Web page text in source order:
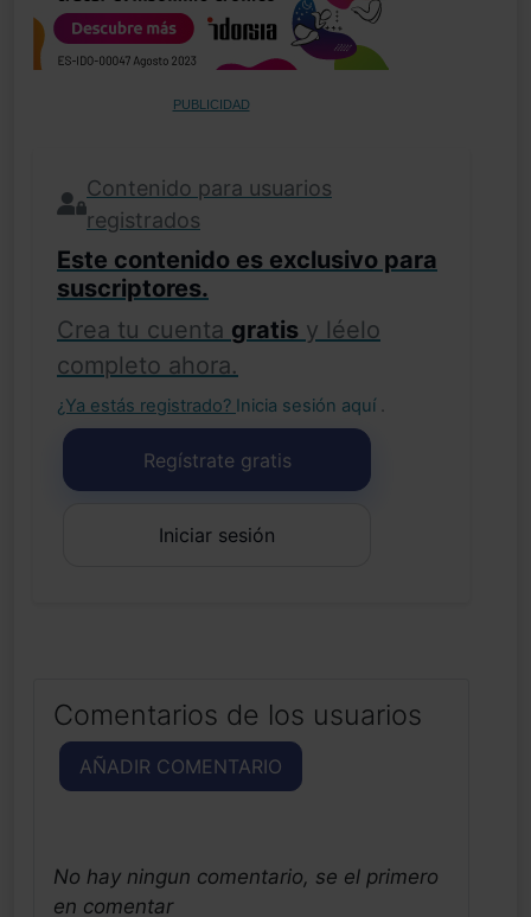
PUBLICIDAD
Contenido para usuarios
registrados
Este contenido es exclusivo para
suscriptores.
Crea tu cuenta gratis y léelo
completo ahora.
¿Ya estás registrado? Inicia sesión aquí .
Regístrate gratis
Iniciar sesión
Comentarios de los usuarios
AÑADIR COMENTARIO
No hay ningun comentario, se el primero
en comentar